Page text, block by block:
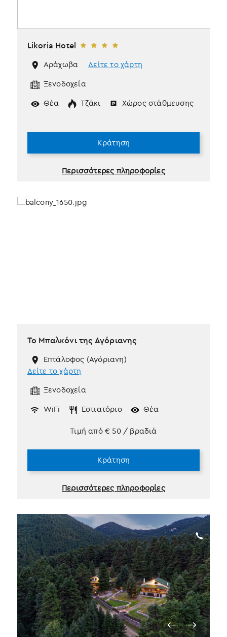
Likoria Hotel
Αράχωβα
Δείτε το χάρτη
Ξενοδοχεία
Θέα
Τζάκι Χώρος στάθμευσης
Περισσότερες πληροφορίες
Κράτηση
Το Μπαλκόνι της Αγόριανης
Επτάλοφος (Αγόριανη)
Δείτε το χάρτη
Ξενοδοχεία
WiFi
Εστιατόριο Θέα
Περισσότερες πληροφορίες
Τιμή από € 50 / βραδιά
Κράτηση